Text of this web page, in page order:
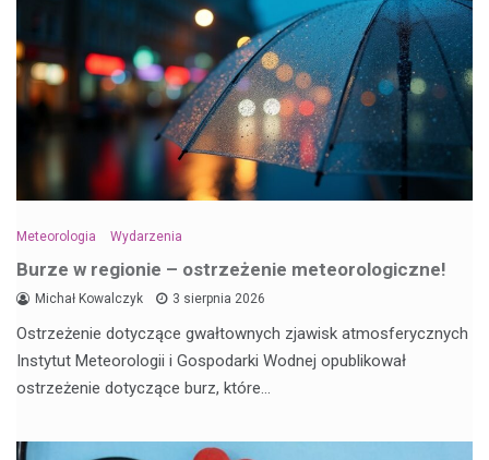
Meteorologia Wydarzenia
Burze w regionie – ostrzeżenie meteorologiczne!
Michał Kowalczyk 3 sierpnia 2026
Ostrzeżenie dotyczące gwałtownych zjawisk atmosferycznych
Instytut Meteorologii i Gospodarki Wodnej opublikował
ostrzeżenie dotyczące burz, które…